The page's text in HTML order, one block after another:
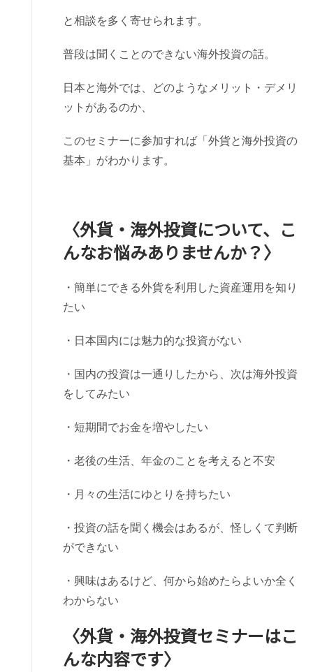
と相談を多く寄せられます。
普段は聞くことのできない海外投資の話。
日本と海外では、どのようなメリット・デメリ
ットがあるのか、
このセミナーに参加すれば「外貨と海外投資の
基本」がわかります。
〈外貨・海外投資について、こ
んなお悩みありませんか？〉
・簡単にできる外貨を利用した資産運用を知り
たい
・日本国内には魅力的な投資がない
・国内の投資は一通りしたから、次は海外投資
をしてみたい
・短期間でお金を増やしたい
・老後の生活、年金のことを考えると不安
・月々の生活にゆとりを持ちたい
・投資の話を聞く機会はあるが、怪しくて判断
ができない
・興味はあるけど、何から始めたらよいか全く
わからない
〈外貨・海外投資セミナーはこ
んな内容です〉